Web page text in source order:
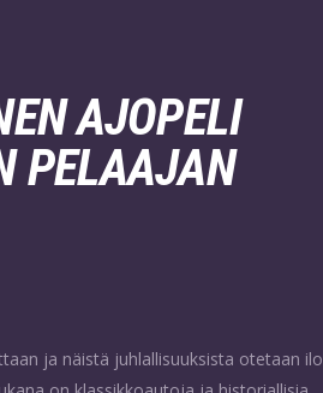
AJOPELI
PELAAJAN
ja näistä juhlallisuuksista otetaan ilo